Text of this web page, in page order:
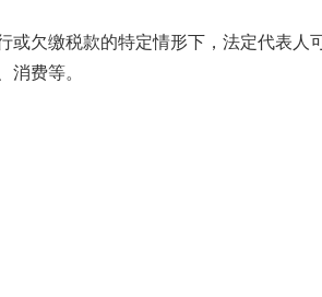
欠缴税款的特定情形下，法定代表人
费等。